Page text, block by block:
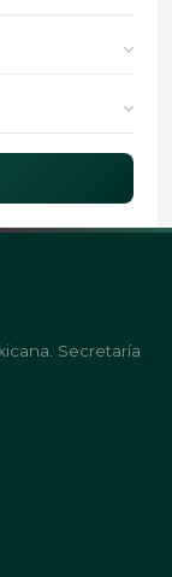
Secretaría